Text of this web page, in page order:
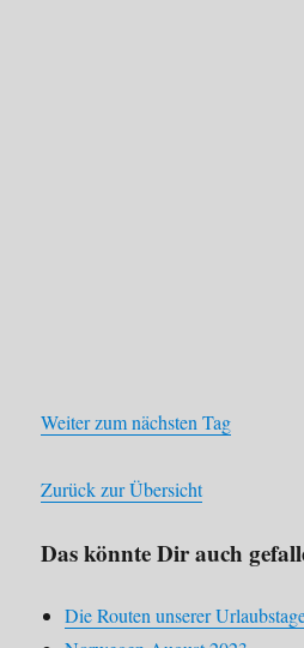
Weiter zum nächsten Tag
Zurück zur Übersicht
Das könnte Dir auch
Die Routen unserer